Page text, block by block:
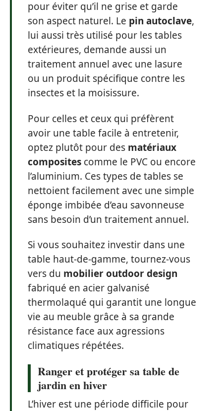
pour éviter qu’il ne grise et garde
son aspect naturel. Le pin autoclave,
lui aussi très utilisé pour les tables
extérieures, demande aussi un
traitement annuel avec une lasure
ou un produit spécifique contre les
insectes et la moisissure.
Pour celles et ceux qui préfèrent
avoir une table facile à entretenir,
optez plutôt pour des matériaux
composites comme le PVC ou encore
l’aluminium. Ces types de tables se
nettoient facilement avec une simple
éponge imbibée d’eau savonneuse
sans besoin d’un traitement annuel.
Si vous souhaitez investir dans une
table haut-de-gamme, tournez-vous
vers du mobilier outdoor design
fabriqué en acier galvanisé
thermolaqué qui garantit une longue
vie au meuble grâce à sa grande
résistance face aux agressions
climatiques répétées.
Ranger et protéger sa table de
jardin en hiver
L’hiver est une période difficile pour